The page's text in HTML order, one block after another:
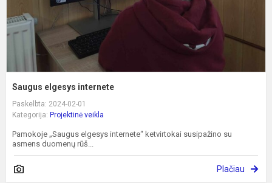
Saugus elgesys internete
Paskelbta: 2024-02-01
Kategorija: Projektinė veikla
Pamokoje „Saugus elgesys internete“ ketvirtokai susipažino su
asmens duomenų rūš...
Plačiau